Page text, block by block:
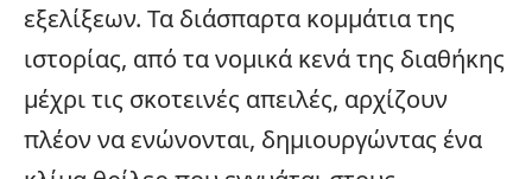
εξελίξεων. Τα διάσπαρτα κομμάτια της
ιστορίας, από τα νομικά κενά της διαθήκης
μέχρι τις σκοτεινές απειλές, αρχίζουν
πλέον να ενώνονται, δημιουργώντας ένα